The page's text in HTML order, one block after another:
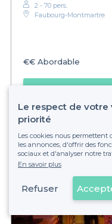
2 - 70 pers.
Faubourg-Montmartre
€€ Abordable
Le respect de
priorité
Les cookies nous permettent
les annonces, d'offrir des
sociaux et d'analyser notre
En savoir plus
Refuser